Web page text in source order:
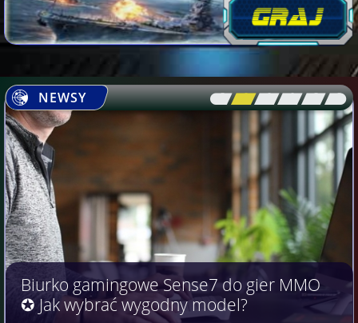
NEWSY [\ \\ \\ \\ \\ \]
Biurko gamingowe Sense7 do gier MMO
✪ Jak wybrać wygodny model?